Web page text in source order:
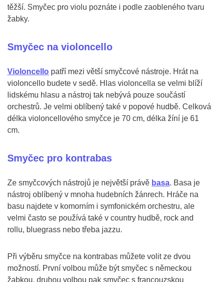
těžší. Smyčec pro violu poznáte i podle zaobleného tvaru
žabky.
Smyčec na violoncello
Violoncello patří mezi větší smyčcové nástroje. Hrát na
violoncello budete v sedě. Hlas violoncella se velmi blíží
lidskému hlasu a nástroj tak nebývá pouze součástí
orchestrů. Je velmi oblíbený také v popové hudbě. Celková
délka violoncellového smyčce je 70 cm, délka žíní je 61
cm.
Smyčec pro kontrabas
Ze smyčcových nástrojů je největší právě basa. Basa je
nástroj oblíbený v mnoha hudebních žánrech. Hráče na
basu najdete v komorním i symfonickém orchestru, ale
velmi často se používá také v country hudbě, rock and
rollu, bluegrass nebo třeba jazzu.
Při výběru smyčce na kontrabas můžete volit ze dvou
možností. První volbou může být smyčec s německou
žabkou, druhou volbou pak smyčec s francouzskou